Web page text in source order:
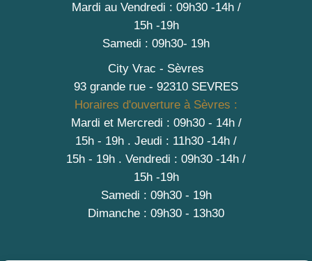
Mardi au Vendredi : 09h30 -14h /
15h -19h
Samedi : 09h30- 19h
City Vrac - Sèvres
93 grande rue - 92310 SEVRES
Horaires d'ouverture à Sèvres :
Mardi et Mercredi : 09h30 - 14h /
15h - 19h . Jeudi : 11h30 -14h /
15h - 19h . Vendredi : 09h30 -14h /
15h -19h
Samedi : 09h30 - 19h
Dimanche : 09h30 - 13h30